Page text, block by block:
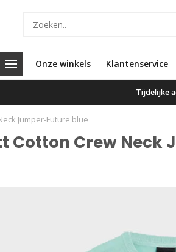
Onze winkels Klantenservice
Klanten geven ons een 9.6
Tijdelijke
Jumper-Future blue
Cotton Crew Neck